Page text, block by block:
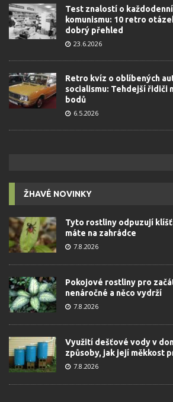
Test znalostí o
komunismu: 10 retro
dobrý přehled
23.6.2026
Retro kvíz o oblíbených
socialismu: Tehdejší řidiči
bodů
6.5.2026
ŽHAVÉ NOVINKY
Tyto rostliny odpuzují
máte na zahrádce
7.8.2026
Pokojové rostliny pro
nenáročné a něco vydrží
7.8.2026
Využití dešťové vody v
způsoby, jak její měkkost
7.8.2026